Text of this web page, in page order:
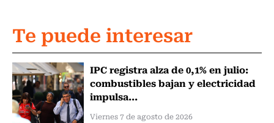
Te puede interesar
IPC registra alza de 0,1% en julio:
combustibles bajan y electricidad
impulsa...
Viernes 7 de agosto de 2026